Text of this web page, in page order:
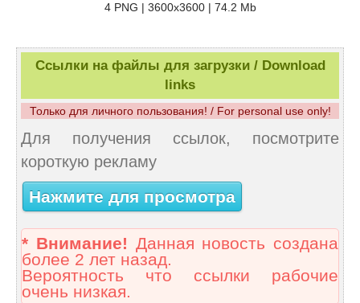
4 PNG | 3600х3600 | 74.2 Mb
Ссылки на файлы для загрузки / Download
links
Только для личного пользования! / For personal use only!
Для получения ссылок, посмотрите
короткую рекламу
Нажмите для просмотра
* Внимание! Данная новость создана
более 2 лет назад.
Вероятность что ссылки рабочие
очень низкая.